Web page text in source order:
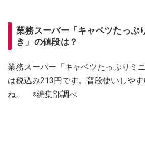
業務スーパー「キャベツたっぷ
き」の値段は？
業務スーパー「キャベツたっぷりミ
は税込み213円です。普段使いしや
ね。 ※編集部調べ